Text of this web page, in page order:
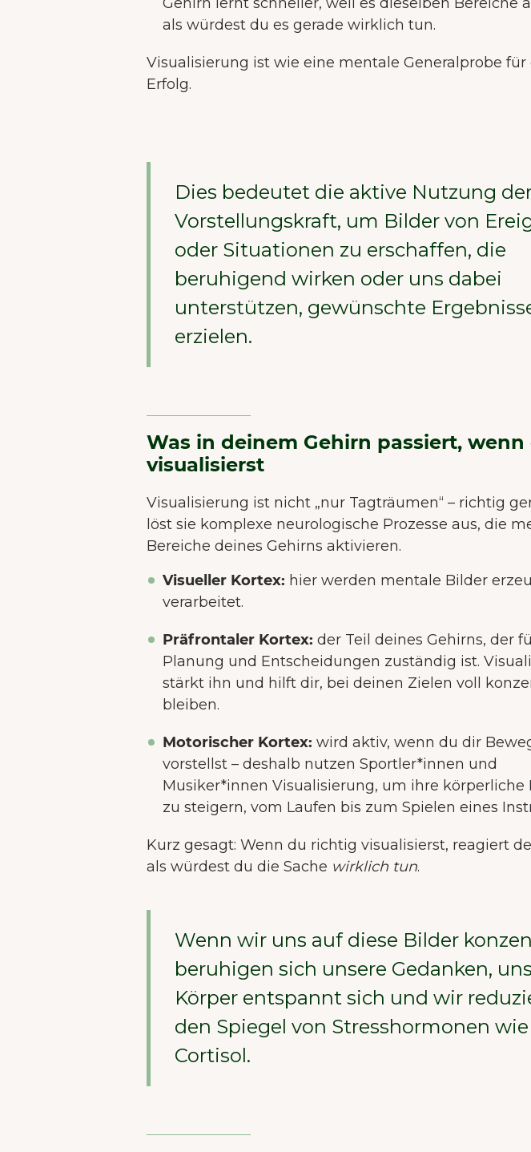
als würdest du es gerade wirklich tun.
Visualisierung ist wie eine mentale Generalprobe für
Erfolg.
Dies bedeutet die aktive Nutzung
Vorstellungskraft, um Bilder von
oder Situationen zu erschaffen, die
beruhigend wirken oder uns dabei
unterstützen, gewünschte
erzielen.
Was in deinem Gehirn passiert, wenn
visualisierst
Visualisierung ist nicht „nur Tagträumen“ – richtig
löst sie komplexe neurologische Prozesse aus, die
Bereiche deines Gehirns aktivieren.
Visueller Kortex: hier werden mentale Bilder
verarbeitet.
Präfrontaler Kortex: der Teil deines Gehirns, der
Planung und Entscheidungen zuständig ist.
stärkt ihn und hilft dir, bei deinen Zielen voll
bleiben.
Motorischer Kortex: wird aktiv, wenn du dir
vorstellst – deshalb nutzen Sportler*innen und
Musiker*innen Visualisierung, um ihre körperliche
zu steigern, vom Laufen bis zum Spielen eines
Kurz gesagt: Wenn du richtig visualisierst, reagiert
als würdest du die Sache wirklich tun.
Wenn wir uns auf diese Bilder
beruhigen sich unsere Gedanken,
Körper entspannt sich und wir
den Spiegel von Stresshormonen wie
Cortisol.
Unsere Website